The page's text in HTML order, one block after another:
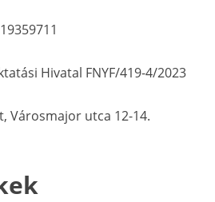
Hivatal FNYF/419-4/2023
Városmajor utca 12-14.